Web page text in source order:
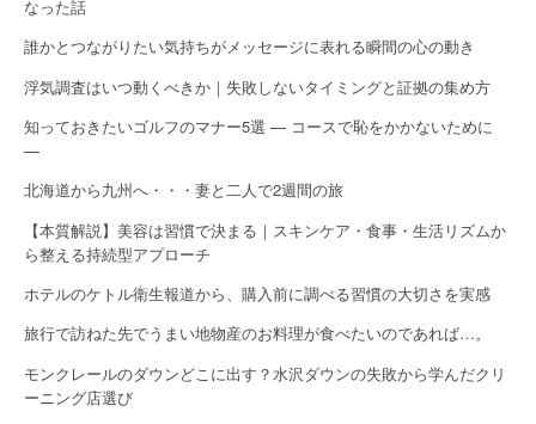
なった話
誰かとつながりたい気持ちがメッセージに表れる瞬間の心の動き
浮気調査はいつ動くべきか｜失敗しないタイミングと証拠の集め方
知っておきたいゴルフのマナー5選 — コースで恥をかかないために
—
北海道から九州へ・・・妻と二人で2週間の旅
【本質解説】美容は習慣で決まる｜スキンケア・食事・生活リズムか
ら整える持続型アプローチ
ホテルのケトル衛生報道から、購入前に調べる習慣の大切さを実感
旅行で訪ねた先でうまい地物産のお料理が食べたいのであれば…。
モンクレールのダウンどこに出す？水沢ダウンの失敗から学んだクリ
ーニング店選び